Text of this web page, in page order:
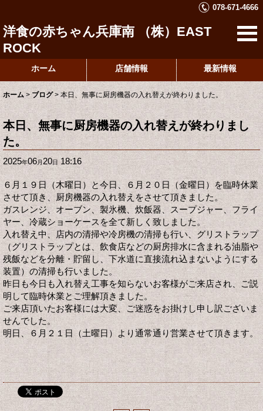
078-671-4666
洋食の赤ちゃん兵庫南 （株）EAST
ROCK
ホーム 店舗情報 最新情報
ホーム > ブログ > 本日、無事に厨房機器の入れ替えが終わりました。
本日、無事に厨房機器の入れ替えが終わりまし
た。
2025年06月20日 18:16
６月１９日（木曜日）と今日、６月２０日（金曜日）を臨時休業
させて頂き、厨房機器の入れ替えをさせて頂きました。
ガスレンジ、オーブン、製氷機、炊飯器、スープジャー、フライ
ヤー、冷蔵ショーケースを全て新しく致しました。
入れ替え中、店内の清掃や冷房機の清掃も行い、グリストラップ
（グリストラップとは、飲食店などの厨房排水に含まれる油脂や
残飯などを分離・貯留し、下水道に直接流れ込まないようにする
装置）の清掃も行いました。
昨日も今日も入れ替え工事を知らないお客様がご来店され、ご説
明して臨時休業とご理解頂きました。
ご来店頂いたお客様には大変、ご迷惑をお掛けし申し訳ございま
せんでした。
明日、６月２１日（土曜日）より通常通り営業させて頂きます。